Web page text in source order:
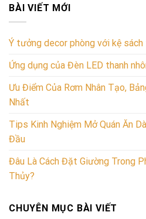
BÀI VIẾT MỚI
Ý tưởng decor phòng với kệ
Ứng dụng của Đèn LED thanh
Ưu Điểm Của Rơm Nhân Tạo,
Nhất
Tips Kinh Nghiệm Mở Quán Ăn
Đầu
Đâu Là Cách Đặt Giường Trong
Thủy?
CHUYÊN MỤC BÀI VIẾT